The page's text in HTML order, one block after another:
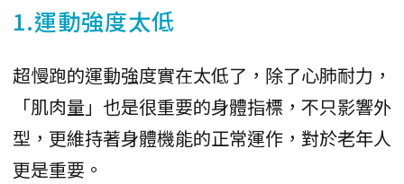
1.運動強度太低
超慢跑的運動強度實在太低了，除了心肺耐力，
「肌肉量」也是很重要的身體指標，不只影響外
型，更維持著身體機能的正常運作，對於老年人
更是重要。